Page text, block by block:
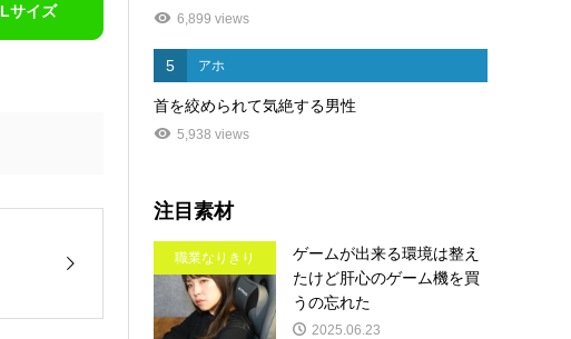
Lサイズ 6,899 views
5 アホ
首を絞められて気絶する男性
5,938 views
注目素材
職業なりきり
ゲームが出来る環境は整え
たけど肝心のゲーム機を買
うの忘れた
2025.06.23